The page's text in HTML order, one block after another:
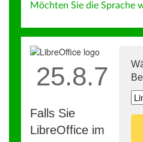
Möchten Sie die Sprache
25.8.7
Falls Sie
LibreOffice im